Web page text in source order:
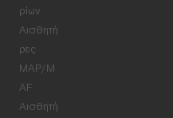
ρίων
Αισθητή
ρες
MAP/M
AF
Αισθητή